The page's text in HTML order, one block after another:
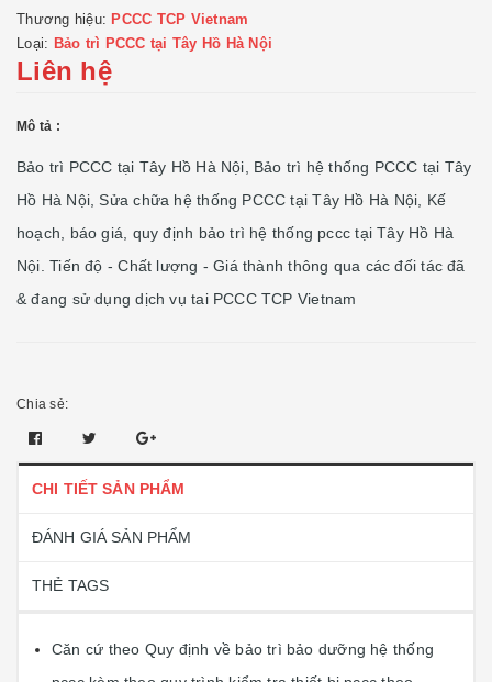
Thương hiệu: PCCC TCP Vietnam
Loại: Bảo trì PCCC tại Tây Hồ Hà Nội
Liên hệ
Mô tả :
Bảo trì PCCC tại Tây Hồ Hà Nội, Bảo trì hệ thống PCCC tại Tây
Hồ Hà Nội, Sửa chữa hệ thống PCCC tại Tây Hồ Hà Nội, Kế
hoạch, báo giá, quy định bảo trì hệ thống pccc tại Tây Hồ Hà
Nội. Tiến độ - Chất lượng - Giá thành thông qua các đối tác đã
& đang sử dụng dịch vụ tai PCCC TCP Vietnam
Chia sẻ:
CHI TIẾT SẢN PHẨM
ĐÁNH GIÁ SẢN PHẨM
THẺ TAGS
Căn cứ theo Quy định về bảo trì bảo dưỡng hệ thống